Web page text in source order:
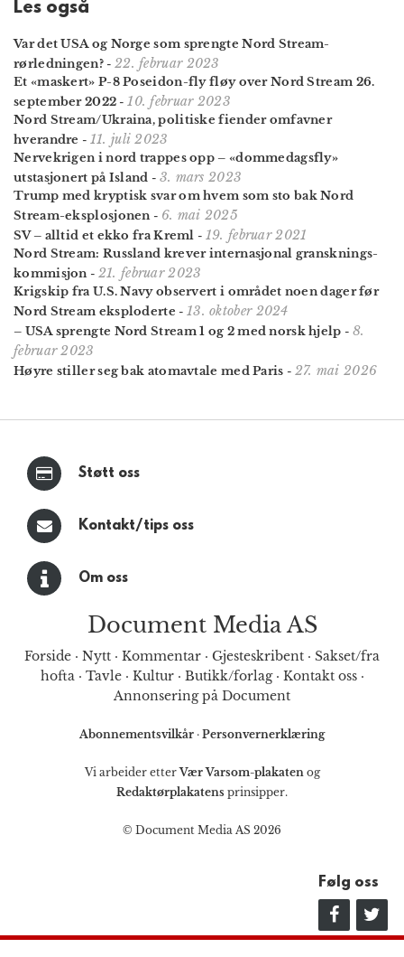
Les også
Var det USA og Norge som sprengte Nord Stream-
rørledningen?- 22. februar 2023
Et «maskert» P-8 Poseidon-fly fløy over Nord Stream 26.
september 2022 -10. februar 2023
Nord Stream/Ukraina, politiske fiender omfavner
hverandre - 11. juli 2023
Nervekrigen i nord trappes opp – «dommedagsfly»
utstasjonert på Island - 3. mars 2023
Trump med kryptisk svar om hvem som sto bak Nord
Stream-eksplosjonen- 6. mai 2025
SV – alltid et ekko fra Kreml - 19. februar 2021
Nord Stream: Russland krever internasjonal gransknings­
kommisjon- 21. februar 2023
Krigskip fra U.S. Navy observert i området noen dager før
Nord Stream eksploderte - 13. oktober 2024
– USA sprengte Nord Stream 1 og 2 med norsk hjelp - 8.
februar 2023
Høyre stiller seg bak atomavtale med Paris - 27. mai 2026
Støtt oss
Kontakt/tips oss
Om oss
Document Media AS
Forside · Nytt · Kommentar · Gjesteskribent · Sakset/fra
hofta · Tavle· Kultur· Butikk/forlag· Kontakt oss·
Annonsering på Document
Abonnementsvilkår · Personvernerklæring
Vi arbeider etterVær Varsom-plakaten og
Redaktørplakatens prinsipper.
© Document Media AS 2026
Følg oss